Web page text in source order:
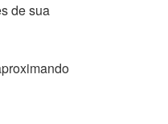
de sua